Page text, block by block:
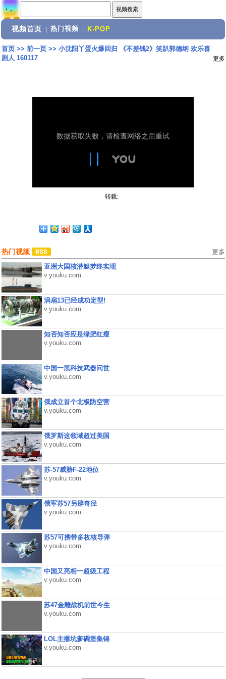
视频首页 热门视频 K-POP
首页>> 前一页>> 小沈阳丫蛋火爆回归 《不差钱2》笑趴郭德纲 欢乐喜
剧人 160117
更多
转载:
热门视频 更多
亚洲大国核潜艇梦终实现
v.youku.com
涡扇13已经成功定型!
v.youku.com
知否知否应是绿肥红瘦
v.youku.com
中国一黑科技武器问世
v.youku.com
俄成立首个北极防空营
v.youku.com
俄罗斯这领域超过美国
v.youku.com
苏-57威胁F-22地位
v.youku.com
俄军苏57另辟奇径
v.youku.com
苏57可携带多枚核导弹
v.youku.com
中国又亮相一超级工程
v.youku.com
苏47金雕战机前世今生
v.youku.com
LOL主播坑爹碉堡集锦
v.youku.com